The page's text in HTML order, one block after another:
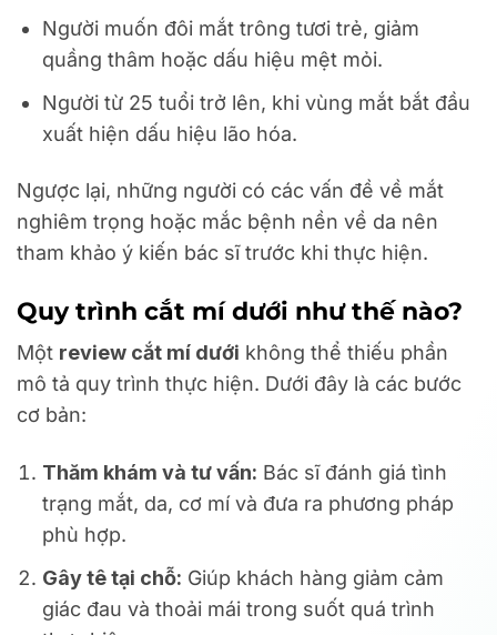
Người muốn đôi mắt trông tươi trẻ, giảm
quầng thâm hoặc dấu hiệu mệt mỏi.
Người từ 25 tuổi trở lên, khi vùng mắt bắt đầu
xuất hiện dấu hiệu lão hóa.
Ngược lại, những người có các vấn đề về mắt
nghiêm trọng hoặc mắc bệnh nền về da nên
tham khảo ý kiến bác sĩ trước khi thực hiện.
Quy trình cắt mí dưới như thế nào?
Một review cắt mí dưới không thể thiếu phần
mô tả quy trình thực hiện. Dưới đây là các bước
cơ bản:
Thăm khám và tư vấn: Bác sĩ đánh giá tình
trạng mắt, da, cơ mí và đưa ra phương pháp
phù hợp.
Gây tê tại chỗ: Giúp khách hàng giảm cảm
giác đau và thoải mái trong suốt quá trình